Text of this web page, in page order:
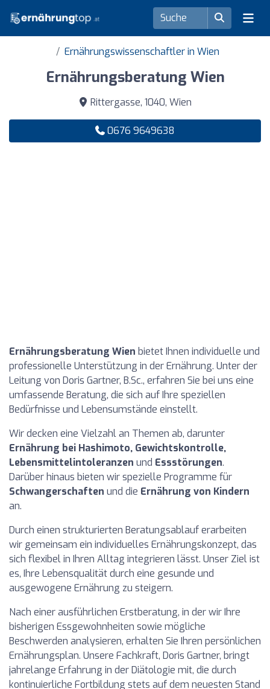
Ernährungswissenschaftler in Wien
Ernährungsberatung Wien
Rittergasse, 1040, Wien
0676 9649638
Ernährungsberatung Wien bietet Ihnen individuelle und
professionelle Unterstützung in der Ernährung. Unter der
Leitung von Doris Gartner, B.Sc., erfahren Sie bei uns eine
umfassende Beratung, die sich auf Ihre speziellen
Bedürfnisse und Lebensumstände einstellt.
Wir decken eine Vielzahl an Themen ab, darunter
Ernährung bei Hashimoto, Gewichtskontrolle,
Lebensmittelintoleranzen und Essstörungen.
Darüber hinaus bieten wir spezielle Programme für
Schwangerschaften und die Ernährung von Kindern
an.
Durch einen strukturierten Beratungsablauf erarbeiten
wir gemeinsam ein individuelles Ernährungskonzept, das
sich flexibel in Ihren Alltag integrieren lässt. Unser Ziel ist
es, Ihre Lebensqualität durch eine gesunde und
ausgewogene Ernährung zu steigern.
Nach einer ausführlichen Erstberatung, in der wir Ihre
bisherigen Essgewohnheiten sowie mögliche
Beschwerden analysieren, erhalten Sie Ihren persönlichen
Ernährungsplan. Unsere Fachkraft, Doris Gartner, bringt
jahrelange Erfahrung in der Diätologie mit, die durch
kontinuierliche Fortbildung stets auf dem neuesten Stand